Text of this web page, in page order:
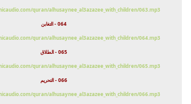
quran/alhusaynee_al3azazee_with_children/063.mp3
064 - التغابن
quran/alhusaynee_al3azazee_with_children/064.mp3
065 - الطلاق
quran/alhusaynee_al3azazee_with_children/065.mp3
066 - التحريم
quran/alhusaynee_al3azazee_with_children/066.mp3